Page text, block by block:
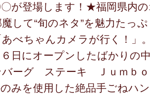
が登場します！★福岡県内
魔して“旬のネタ”を魅力たっ
あべちゃんカメラが行く！」
日にオープンしたばかりの
バーグ ステーキ Ｊｕｍｂｏ
みを使用した絶品手ごねハ